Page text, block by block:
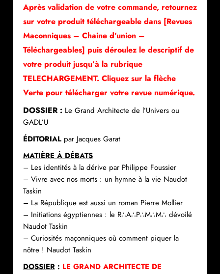
Après validation de votre commande, retournez
sur votre produit téléchargeable dans [Revues
Maconniques – Chaine d’union –
Téléchargeables] puis déroulez le descriptif de
votre produit jusqu’à la rubrique
TELECHARGEMENT. Cliquez sur la flèche
Verte pour télécharger votre revue numérique.
DOSSIER : Le Grand Architecte de l’Univers ou
GADL’U
ÉDITORIALpar Jacques Garat
MATIÈRE À DÉBATS
– Les identités à la dérive par Philippe Foussier
– Vivre avec nos morts : un hymne à la vie Naudot
Taskin
– La République est aussi un roman Pierre Mollier
– Initiations égyptiennes : le R∴A∴P∴M∴M∴ dévoilé
Naudot Taskin
– Curiosités maçonniques où comment piquer la
nôtre ! Naudot Taskin
DOSSIER: LE GRAND ARCHITECTE DE